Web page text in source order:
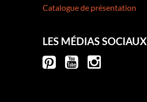
Catalogue de présentation
LES MÉDIAS SOCIAUX